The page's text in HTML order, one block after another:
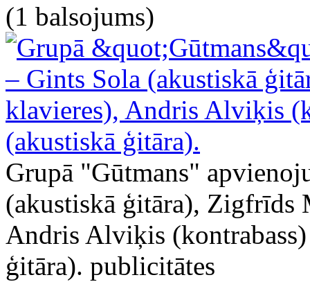
(1 balsojums)
Grupā "Gūtmans"
(akustiskā ģitāra), Zigfrīds
Andris Alviķis
ģitāra). publicitātes